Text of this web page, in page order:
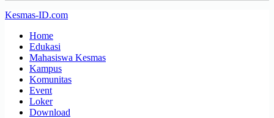
Kesmas-ID.com
Home
Edukasi
Mahasiswa Kesmas
Kampus
Komunitas
Event
Loker
Download